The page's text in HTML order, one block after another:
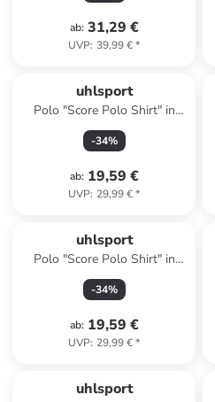
ab: 31,29 €
UVP: 39,99 €*
uhlsport
Polo "Score Polo Shirt" in
Schwarz
-34%
ab: 19,59 €
UVP: 29,99 €*
uhlsport
Polo "Score Polo Shirt" in
Schwarz
-34%
ab: 19,59 €
UVP: 29,99 €*
uhlsport